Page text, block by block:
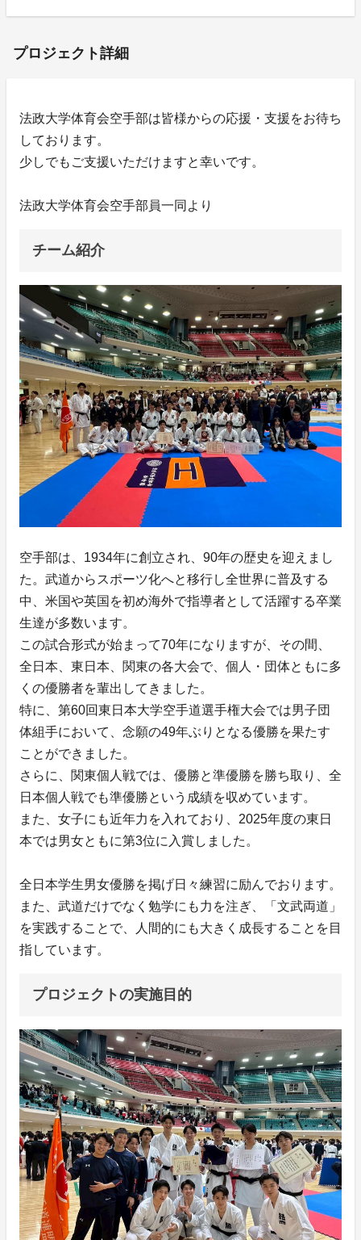
プロジェクト詳細
法政大学体育会空手部は皆様からの応援・支援をお待ち
しております。
少しでもご支援いただけますと幸いです。
法政大学体育会空手部員一同より
チーム紹介
空手部は、1934年に創立され、90年の歴史を迎えまし
た。武道からスポーツ化へと移行し全世界に普及する
中、米国や英国を初め海外で指導者として活躍する卒業
生達が多数います。
この試合形式が始まって70年になりますが、その間、
全日本、東日本、関東の各大会で、個人・団体ともに多
くの優勝者を輩出してきました。
特に、第60回東日本大学空手道選手権大会では男子団
体組手において、念願の49年ぶりとなる優勝を果たす
ことができました。
さらに、関東個人戦では、優勝と準優勝を勝ち取り、全
日本個人戦でも準優勝という成績を収めています。
また、女子にも近年力を入れており、2025年度の東日
本では男女ともに第3位に入賞しました。
全日本学生男女優勝を掲げ日々練習に励んでおります。
また、武道だけでなく勉学にも力を注ぎ、「文武両道」
を実践することで、人間的にも大きく成長することを目
指しています。
プロジェクトの実施目的